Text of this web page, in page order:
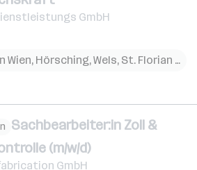
GmbH
Wien, Hörsching,Wels, St. Florian am Inn
Sachbearbeiter:in Zoll &
(m/w/d)
GmbH